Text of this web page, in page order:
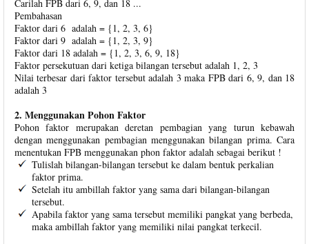
Carilah FPB dari 6, 9, dan 18 ...
Pembahasan
Faktor dari 6 adalah = {1, 2, 3, 6}
Faktor dari 9 adalah = {1, 2, 3, 9}
Faktor dari 18 adalah = {1, 2, 3, 6, 9, 18}
Faktor persekutuan dari ketiga bilangan tersebut adalah 1, 2, 3
Nilai terbesar dari faktor tersebut adalah 3 maka FPB dari 6, 9, dan 18
adalah 3
2. Menggunakan Pohon Faktor
Pohon faktor merupakan deretan pembagian yang turun kebawah
dengan menggunakan pembagian menggunakan bilangan prima. Cara
menentukan FPB menggunakan phon faktor adalah sebagai berikut !
Tulislah bilangan-bilangan tersebut ke dalam bentuk perkalian
faktor prima.
Setelah itu ambillah faktor yang sama dari bilangan-bilangan
tersebut.
Apabila faktor yang sama tersebut memiliki pangkat yang berbeda,
maka ambillah faktor yang memiliki nilai pangkat terkecil.